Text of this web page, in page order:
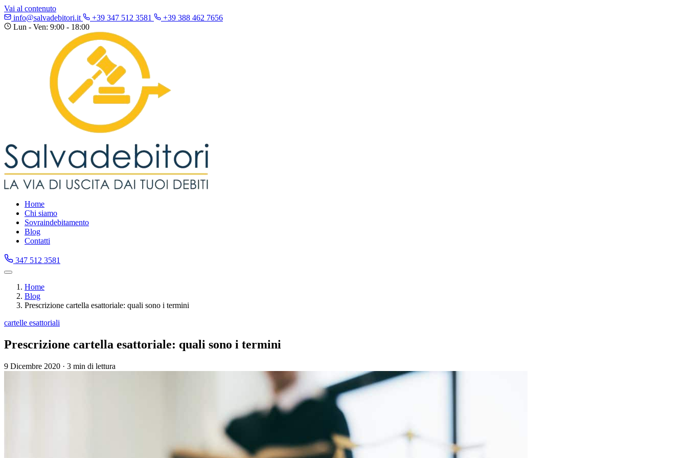
Vai al contenuto
info@salvadebitori.it
+39 347 512 3581
+39 388 462 7656
Lun - Ven: 9:00 - 18:00
Home
Chi siamo
Sovraindebitamento
Blog
Contatti
347 512 3581
Home
Blog
Prescrizione cartella esattoriale: quali sono i termini
cartelle esattoriali
Prescrizione cartella esattoriale: quali sono i termini
9 Dicembre 2020 · 3 min di lettura